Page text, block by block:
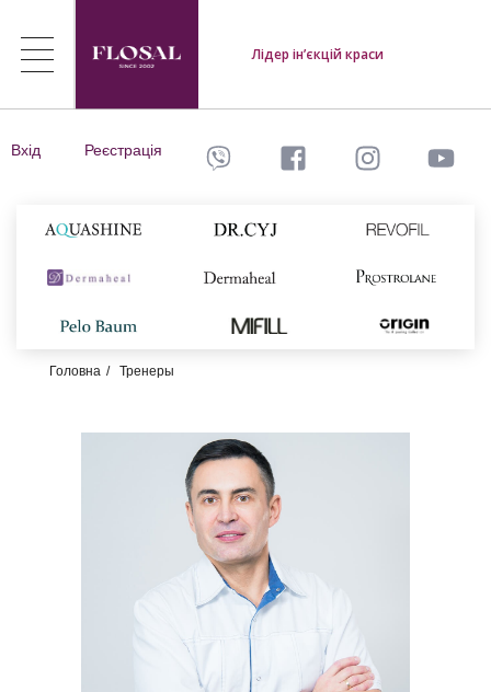
Лідер ін’єкцій краси
Вхід Реєстрація
Головна Тренеры